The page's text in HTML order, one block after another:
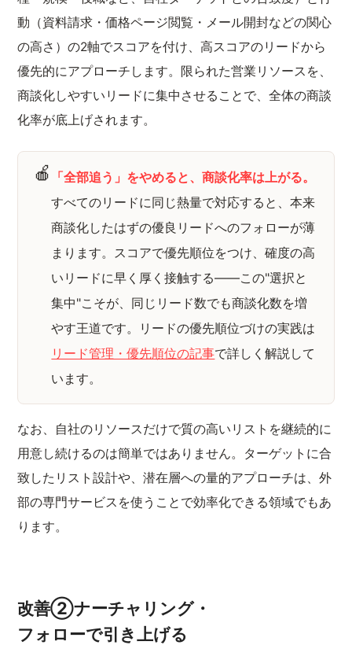
動（資料請求・価格ページ閲覧・メール開封などの関心
の高さ）の2軸でスコアを付け、高スコアのリードから
優先的にアプローチします。限られた営業リソースを、
商談化しやすいリードに集中させることで、全体の商談
化率が底上げされます。
🍎 「全部追う」をやめると、商談化率は上がる。
すべてのリードに同じ熱量で対応すると、本来
商談化したはずの優良リードへのフォローが薄
まります。スコアで優先順位をつけ、確度の高
いリードに早く厚く接触する——この"選択と
集中"こそが、同じリード数でも商談化数を増
やす王道です。リードの優先順位づけの実践は
リード管理・優先順位の記事で詳しく解説して
います。
なお、自社のリソースだけで質の高いリストを継続的に
用意し続けるのは簡単ではありません。ターゲットに合
致したリスト設計や、潜在層への量的アプローチは、外
部の専門サービスを使うことで効率化できる領域でもあ
ります。
改善②ナーチャリング・
フォローで引き上げる